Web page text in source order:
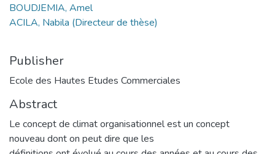
BOUDJEMIA, Amel
ACILA, Nabila (Directeur de thèse)
Publisher
Ecole des Hautes Etudes Commerciales
Abstract
Le concept de climat organisationnel est un concept
nouveau dont on peut dire que les